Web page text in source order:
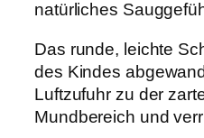
e
i
s
w
a
N
i
g
t
natürliches
Das runde, leichte
des Kindes
Luftzufuhr zu der
Mundbereich und